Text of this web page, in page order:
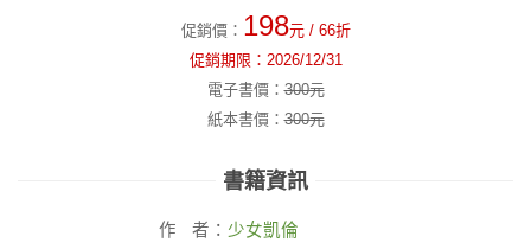
促銷價： 198元 / 66折
促銷期限： 2026/12/31
電子書價：300元
紙本書價：300元
書籍資訊
作 者： 少女凱倫